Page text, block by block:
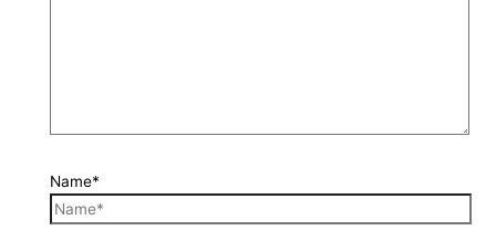
Name*